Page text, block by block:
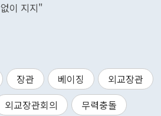
이 지지"
장관 베이징
외교장관
외교장관회의 무력충돌